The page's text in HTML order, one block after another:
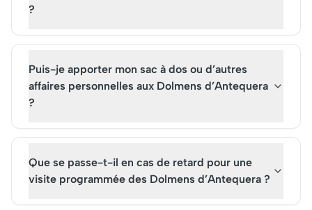
?
Puis-je apporter mon sac à dos ou d’autres
affaires personnelles aux Dolmens d’Antequera
?
Que se passe-t-il en cas de retard pour une
visite programmée des Dolmens d’Antequera ?